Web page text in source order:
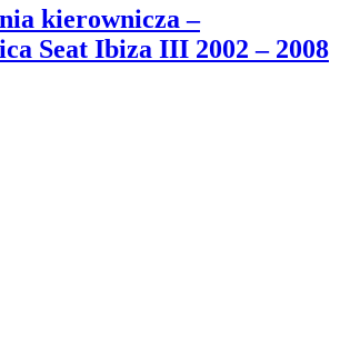
kierownicza –
Seat Ibiza III 2002 – 2008